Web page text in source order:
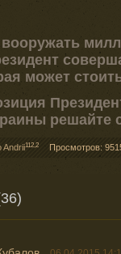
может
решайте
Andrii112,2 Просмотров: